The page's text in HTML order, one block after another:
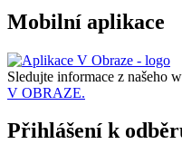
Mobilní aplikace
Sledujte informace z našeho
V OBRAZE.
Přihlášení k